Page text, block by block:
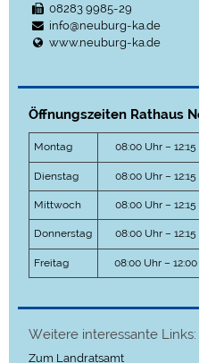
08283 9985-29
info@neuburg-ka.de
www.neuburg-ka.de
Öffnungszeiten Rathaus
Montag 08:00 Uhr –
Dienstag 08:00 Uhr –
Mittwoch 08:00 Uhr –
Donnerstag 08:00 Uhr –
Freitag 08:00 Uhr –
Weitere interessante Links:
Zum Landratsamt